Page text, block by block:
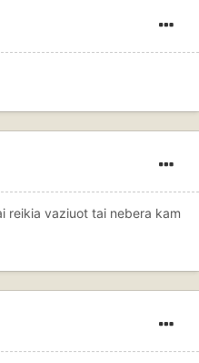
reikia vaziuot tai nebera kam